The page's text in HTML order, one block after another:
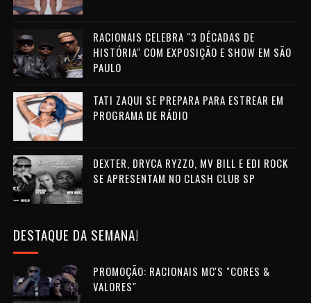
RACIONAIS CELEBRA "3 DÉCADAS DE
HISTÓRIA" COM EXPOSIÇÃO E SHOW EM SÃO
PAULO
TATI ZAQUI SE PREPARA PARA ESTREAR EM
PROGRAMA DE RÁDIO
DEXTER, DRYCA RYZZO, MV BILL E EDI ROCK
SE APRESENTAM NO CLASH CLUB SP
DESTAQUE DA SEMANA!
PROMOÇÃO: RACIONAIS MC'S "CORES &
VALORES"